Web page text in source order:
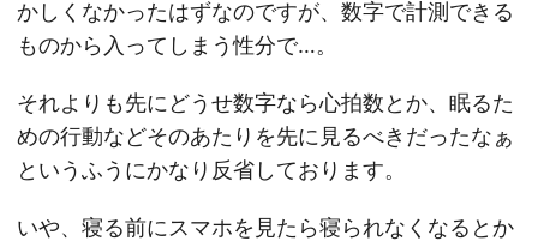
かしくなかったはずなのですが、数字で計測できる
ものから入ってしまう性分で…。
それよりも先にどうせ数字なら心拍数とか、眠るた
めの行動などそのあたりを先に見るべきだったなぁ
というふうにかなり反省しております。
いや、寝る前にスマホを見たら寝られなくなるとか